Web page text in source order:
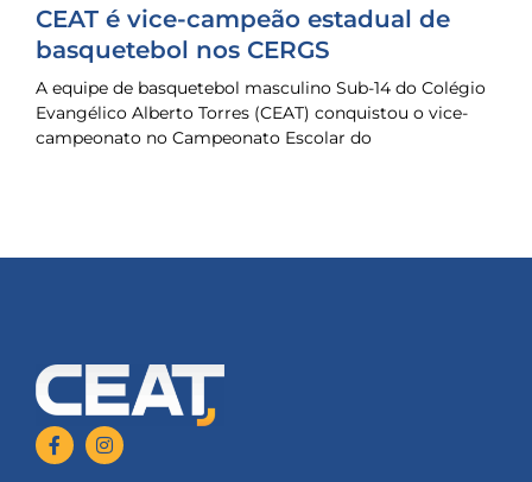
CEAT é vice-campeão estadual de
basquetebol nos CERGS
A equipe de basquetebol masculino Sub-14 do Colégio
Evangélico Alberto Torres (CEAT) conquistou o vice-
campeonato no Campeonato Escolar do